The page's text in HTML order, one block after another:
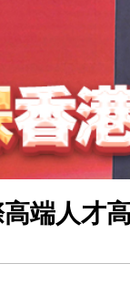
端人才